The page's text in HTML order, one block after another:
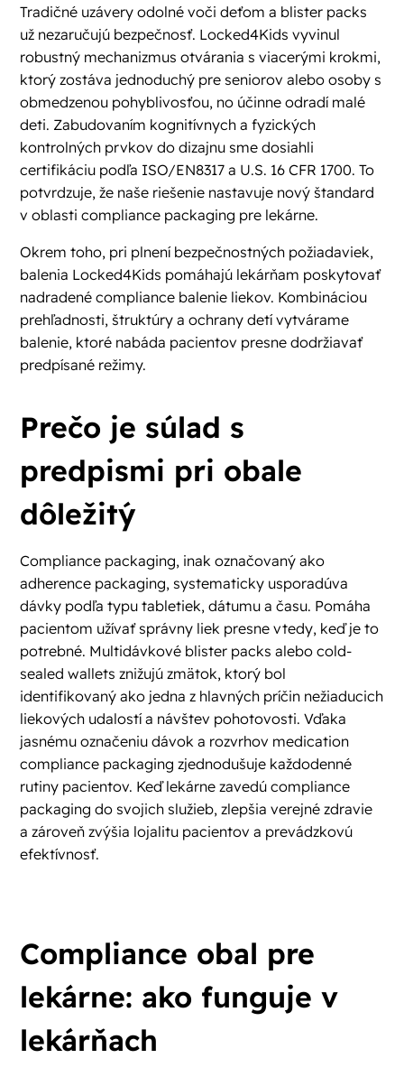
Tradičné uzávery odolné voči deťom a blister packs
už nezaručujú bezpečnosť. Locked4Kids vyvinul
robustný mechanizmus otvárania s viacerými krokmi,
ktorý zostáva jednoduchý pre seniorov alebo osoby s
obmedzenou pohyblivosťou, no účinne odradí malé
deti. Zabudovaním kognitívnych a fyzických
kontrolných prvkov do dizajnu sme dosiahli
certifikáciu podľa ISO/EN8317 a U.S. 16 CFR 1700. To
potvrdzuje, že naše riešenie nastavuje nový štandard
v oblasti compliance packaging pre lekárne.
Okrem toho, pri plnení bezpečnostných požiadaviek,
balenia Locked4Kids pomáhajú lekárňam poskytovať
nadradené compliance balenie liekov. Kombináciou
prehľadnosti, štruktúry a ochrany detí vytvárame
balenie, ktoré nabáda pacientov presne dodržiavať
predpísané režimy.
Prečo je súlad s
predpismi pri obale
dôležitý
Compliance packaging, inak označovaný ako
adherence packaging, systematicky usporadúva
dávky podľa typu tabletiek, dátumu a času. Pomáha
pacientom užívať správny liek presne vtedy, keď je to
potrebné. Multidávkové blister packs alebo cold-
sealed wallets znižujú zmätok, ktorý bol
identifikovaný ako jedna z hlavných príčin nežiaducich
liekových udalostí a návštev pohotovosti. Vďaka
jasnému označeniu dávok a rozvrhov medication
compliance packaging zjednodušuje každodenné
rutiny pacientov. Keď lekárne zavedú compliance
packaging do svojich služieb, zlepšia verejné zdravie
a zároveň zvýšia lojalitu pacientov a prevádzkovú
efektívnosť.
Compliance obal pre
lekárne: ako funguje v
lekárňach